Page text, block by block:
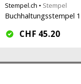
Stempel.ch • Stempel
Buchhaltungsstempel
CHF 45.20